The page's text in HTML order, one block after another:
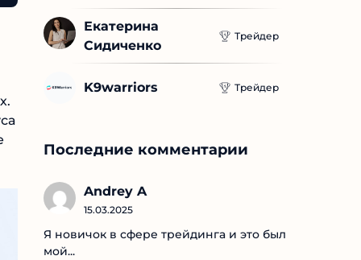
Екатерина
Сидиченко
Трейдер
K9warriors Трейдер
Последние комментарии
Andrey A
15.03.2025
Я новичок в сфере трейдинга и это был
мой...